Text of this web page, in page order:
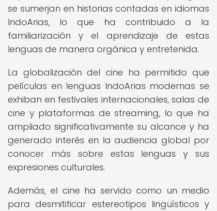
se sumerjan en historias contadas en idiomas
IndoArias, lo que ha contribuido a la
familiarización y el aprendizaje de estas
lenguas de manera orgánica y entretenida.
La globalización del cine ha permitido que
películas en lenguas IndoArias modernas se
exhiban en festivales internacionales, salas de
cine y plataformas de streaming, lo que ha
ampliado significativamente su alcance y ha
generado interés en la audiencia global por
conocer más sobre estas lenguas y sus
expresiones culturales.
Además, el cine ha servido como un medio
para desmitificar estereotipos lingüísticos y